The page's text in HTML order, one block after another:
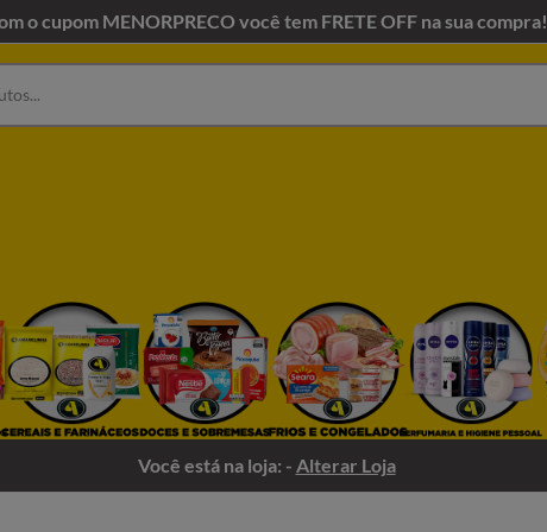
o cupom MENORPRECO você tem FRETE OFF na sua compra!
Você está na loja: - Alterar Loja